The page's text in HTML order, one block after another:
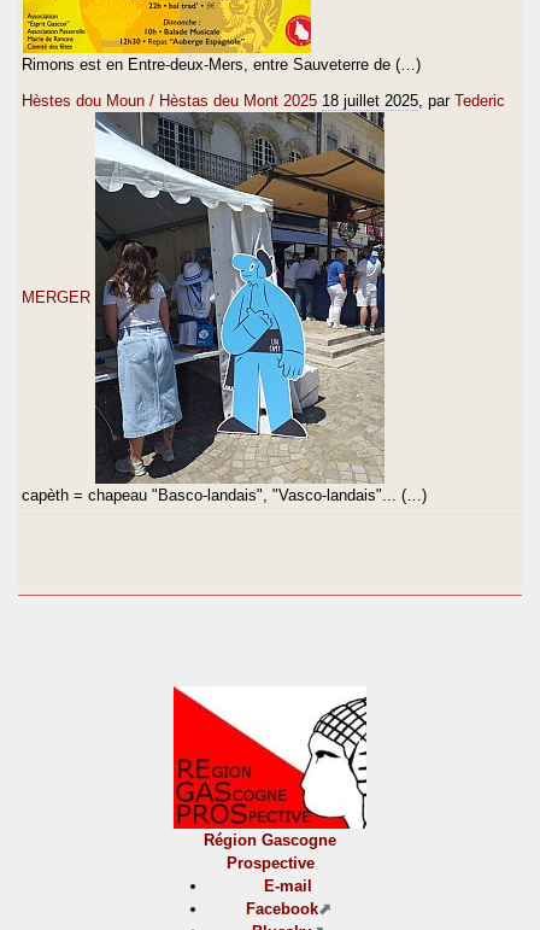
Rimons est en Entre-deux-Mers, entre Sauveterre de (…)
Hèstes dou Moun / Hèstas deu Mont 2025 18 juillet 2025 , par Tederic
MERGER
capèth = chapeau "Basco-landais", "Vasco-landais"... (…)
Région Gascogne
Prospective
E-mail
Facebook